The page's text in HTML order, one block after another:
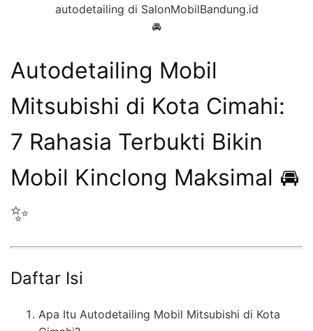
autodetailing di SalonMobilBandung.id
🚘
Autodetailing Mobil
Mitsubishi di Kota Cimahi:
7 Rahasia Terbukti Bikin
Mobil Kinclong Maksimal 🚘
✨
Daftar Isi
Apa Itu Autodetailing Mobil Mitsubishi di Kota